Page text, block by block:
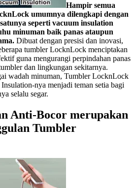
Hampir semua
umumnya dilengkapi dengan
seperti vacuum insulation
minuman baik panas ataupun
Dibuat dengan presisi dan inovasi,
tumbler LocknLock menciptakan
guna mengurangi perpindahan panas
dan lingkungan sekitarnya.
wadah minuman, Tumbler LocknLock
nya menjadi teman setia bagi
selalu segar.
Anti-Bocor merupakan
Tumbler